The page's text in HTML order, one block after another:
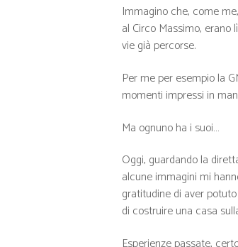
Immagino che, come
al Circo Massimo,
vie già percorse.
Per me per esempio la
momenti impressi in
Ma ognuno ha i suoi…
Oggi, guardando la
alcune immagini mi
gratitudine di aver
di costruire una casa